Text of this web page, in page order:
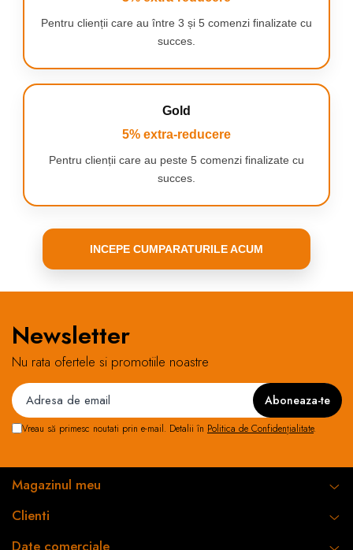
Pentru clienții care au între 3 și 5 comenzi finalizate cu
succes.
Gold
5% extra-reducere
Pentru clienții care au peste 5 comenzi finalizate cu
succes.
INCEPE CUMPARATURILE ACUM
Newsletter
Nu rata ofertele si promotiile noastre
Vreau să primesc noutati prin e-mail. Detalii în Politica de Confidențialitate.
Magazinul meu
Clienti
Date comerciale